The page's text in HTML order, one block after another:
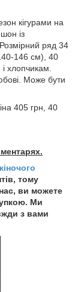
кігурами на
із
ряд 34
146 см), 40
хлопчикам.
Може бути
405 грн, 40
тому
ви можете
Ми
з вами